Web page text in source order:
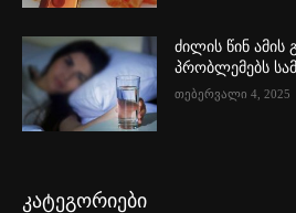
ძილის წინ ამის
პრობლემებს
თებერვალი 4, 2025
კატეგორიები